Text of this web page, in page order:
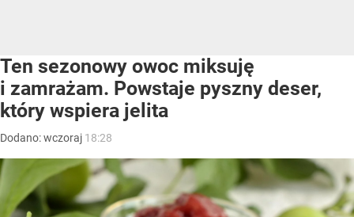
Ten sezonowy owoc miksuję
i zamrażam. Powstaje pyszny deser,
który wspiera jelita
Dodano:wczoraj 18:28